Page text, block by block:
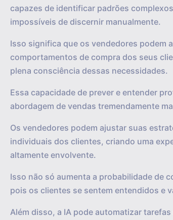
capazes de identificar padrões
impossíveis de discernir manualmente.
Isso significa que os vendedores podem
comportamentos de compra dos seus
plena consciência dessas necessidades.
Essa capacidade de prever e entender
abordagem de vendas tremendamente
Os vendedores podem ajustar suas
individuais dos clientes, criando uma
altamente envolvente.
Isso não só aumenta a probabilidade de
pois os clientes se sentem entendidos e
Além disso, a IA pode automatizar